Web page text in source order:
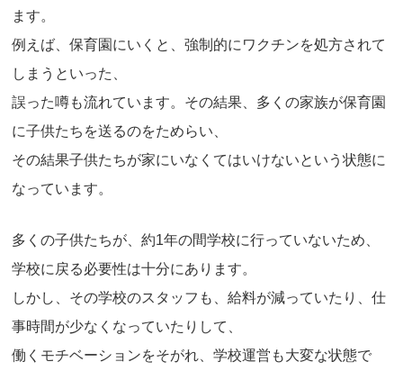
ます。
例えば、保育園にいくと、強制的にワクチンを処方されて
しまうといった、
誤った噂も流れています。その結果、多くの家族が保育園
に子供たちを送るのをためらい、
その結果子供たちが家にいなくてはいけないという状態に
なっています。
多くの子供たちが、約1年の間学校に行っていないため、
学校に戻る必要性は十分にあります。
しかし、その学校のスタッフも、給料が減っていたり、仕
事時間が少なくなっていたりして、
働くモチベーションをそがれ、学校運営も大変な状態で